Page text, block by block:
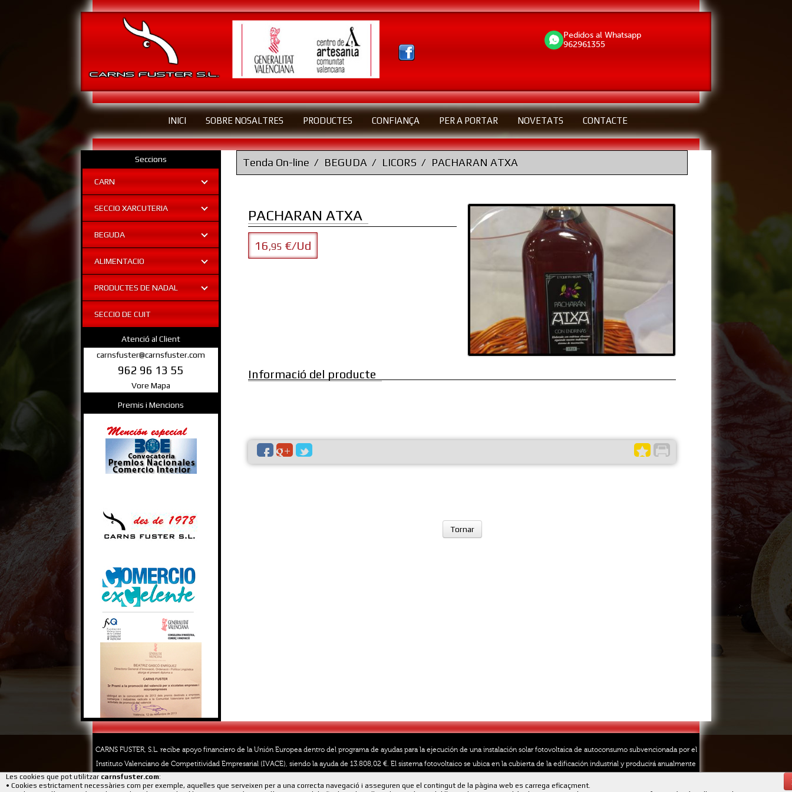
Les cookies que pot utilitzar carnsfuster.com:
• Cookies estrictament necessàries com per exemple, aquelles que serveixen per a una correcta navegació i asseguren que el contingut de la pàgina web es carrega eficaçment.
Pedidos al Whatsapp
962961355
INICI SOBRE NOSALTRES PRODUCTES CONFIANÇA PER A PORTAR NOVETATS CONTACTE
Seccions
CARN
SECCIO XARCUTERIA
BEGUDA
ALIMENTACIO
PRODUCTES DE NADAL
SECCIO DE CUIT
Atenció al Client
carnsfuster@carnsfuster.com
962 96 13 55
Vore Mapa
Premis i Mencions
Tenda On-line BEGUDA LICORS PACHARAN ATXA
PACHARAN ATXA
16,95 €/Ud
Informació del producte
Tornar
CARNS FUSTER, S.L. recibe apoyo financiero de la Unión Europea dentro del programa de ayudas para la ejecución de una instalación solar fotovoltaica de autoconsumo subvencionada por el
Instituto Valenciano de Competitividad Empresarial (IVACE), siendo la ayuda de 13.808,02 €. El sistema fotovoltaico se ubica en la cubierta de la edificación industrial y producirá anualmente